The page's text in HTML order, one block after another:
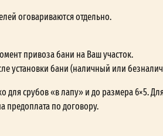
оговариваются отдельно.
привоза бани на Ваш участок.
установки бани (наличный или
для срубов «в лапу» и до размера 6×5.
предоплата по договору.